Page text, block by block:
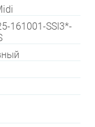
161001-SSI3*-